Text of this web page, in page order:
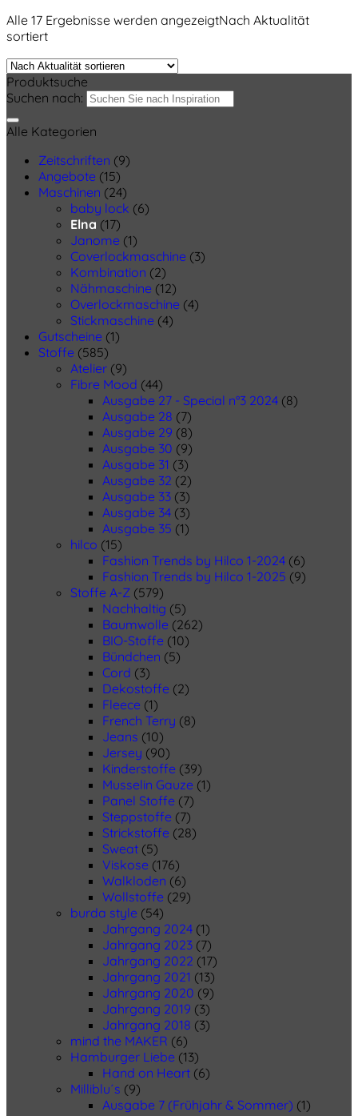
Alle 17 Ergebnisse werden angezeigtNach Aktualität
sortiert
Produktsuche
Suchen nach:
Alle Kategorien
Zeitschriften (9)
Angebote (15)
Maschinen (24)
baby lock (6)
Elna (17)
Janome (1)
Coverlockmaschine (3)
Kombination (2)
Nähmaschine (12)
Overlockmaschine (4)
Stickmaschine (4)
Gutscheine (1)
Stoffe (585)
Atelier (9)
Fibre Mood (44)
Ausgabe 27 - Special n°3 2024 (8)
Ausgabe 28 (7)
Ausgabe 29 (8)
Ausgabe 30 (9)
Ausgabe 31 (3)
Ausgabe 32 (2)
Ausgabe 33 (3)
Ausgabe 34 (3)
Ausgabe 35 (1)
hilco (15)
Fashion Trends by Hilco 1-2024 (6)
Fashion Trends by Hilco 1-2025 (9)
Stoffe A-Z (579)
Nachhaltig (5)
Baumwolle (262)
BIO-Stoffe (10)
Bündchen (5)
Cord (3)
Dekostoffe (2)
Fleece (1)
French Terry (8)
Jeans (10)
Jersey (90)
Kinderstoffe (39)
Musselin Gauze (1)
Panel Stoffe (7)
Steppstoffe (7)
Strickstoffe (28)
Sweat (5)
Viskose (176)
Walkloden (6)
Wollstoffe (29)
burda style (54)
Jahrgang 2024 (1)
Jahrgang 2023 (7)
Jahrgang 2022 (17)
Jahrgang 2021 (13)
Jahrgang 2020 (9)
Jahrgang 2019 (3)
Jahrgang 2018 (3)
mind the MAKER (6)
Hamburger Liebe (13)
Hand on Heart (6)
Milliblu´s (9)
Ausgabe 7 (Frühjahr & Sommer) (1)